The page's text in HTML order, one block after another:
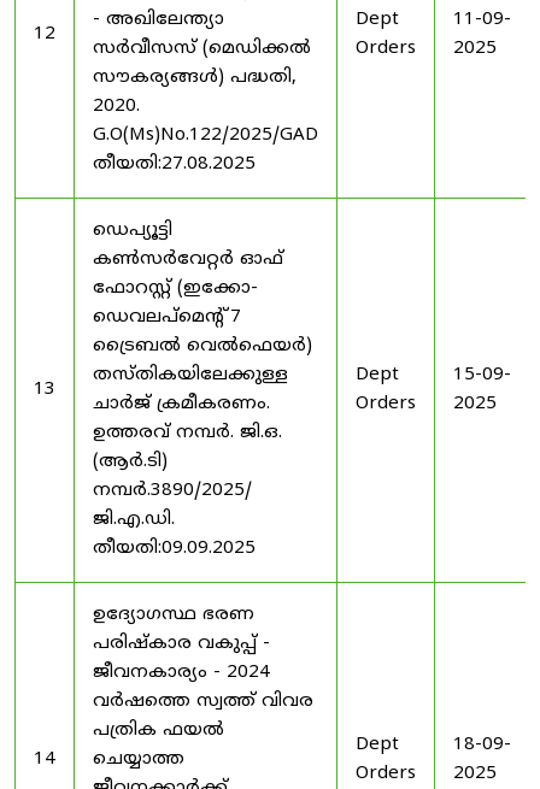
12
- അഖിലേന്ത്യാ
സർവീസസ് (മെഡിക്കൽ
സൗകര്യങ്ങൾ) പദ്ധതി,
2020.
G.O(Ms)No.122/2025/GAD
തീയതി:27.08.2025
Dept
Orders
11-09-
2025
13
ഡെപ്യൂട്ടി
കൺസർവേറ്റർ ഓഫ്
ഫോറസ്റ്റ് (ഇക്കോ-
ഡെവലപ്മെന്റ് 7
ട്രൈബൽ വെൽഫെയർ)
തസ്തികയിലേക്കുള്ള
ചാർജ് ക്രമീകരണം.
ഉത്തരവ് നമ്പർ. ജി.ഒ.
(ആർ.ടി)
നമ്പർ.3890/2025/
ജി.എ.ഡി.
തീയതി:09.09.2025
Dept
Orders
15-09-
2025
14
ഉദ്യോഗസ്ഥ ഭരണ
പരിഷ്കാര വകുപ്പ് -
ജീവനകാര്യം - 2024
വർഷത്തെ സ്വത്ത് വിവര
പത്രിക ഫയൽ
ചെയ്യാത്ത
Dept
Orders
18-09-
2025